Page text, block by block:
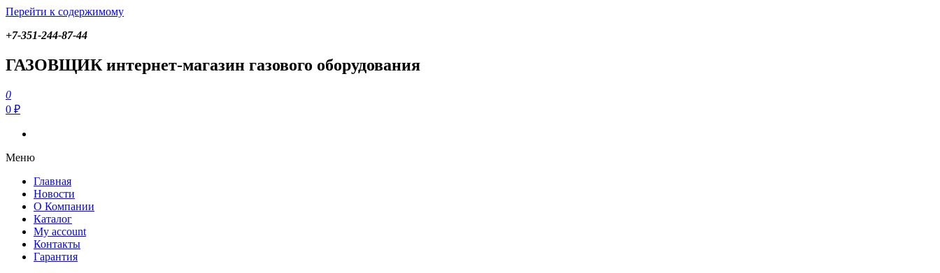
Перейти к содержимому
+7-351-244-87-44
ГАЗОВЩИК интернет-магазин газового оборудования
ГАЗОВЩИК
Газовые котлы, запчасти и оборудование для отопления
0
0 ₽
Меню
Главная
Новости
О Компании
Каталог
My account
Контакты
Гарантия